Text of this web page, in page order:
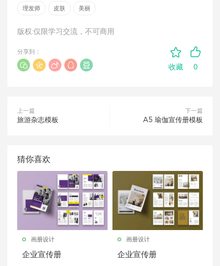
理发师 皮肤 美丽
版权:仅限学习交流，不可商用
收藏 0
分享到：
上一篇
旅游杂志模板
下一篇
A5 瑜伽宣传册模板
猜你喜欢
画册设计
企业宣传册
画册设计
企业宣传册